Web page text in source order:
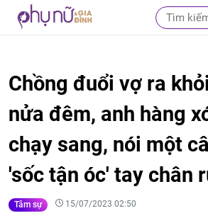
Chồng đuổi vợ ra
nửa đêm, anh hàng
chạy sang, nói một
'sốc tận óc' tay chân
Tâm sự 15/07/2023 02:50